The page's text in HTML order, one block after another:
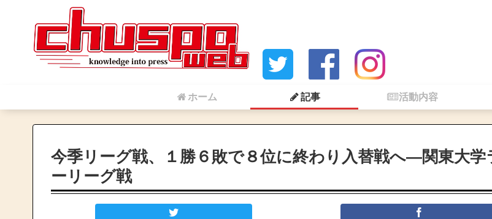
ホーム 記事 活動内容
今季リーグ戦、１勝６敗で８位に終わり入替戦へ―関東大学
ーリーグ戦